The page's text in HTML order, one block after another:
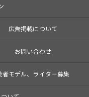
広告掲載について
お問い合わせ
者モデル、ライター募集